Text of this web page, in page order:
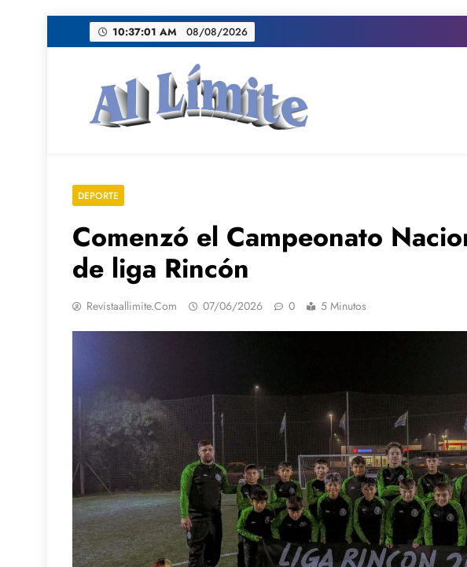
al
10:37:02 AM 08/08/2026
DEPORTE
Comenzó el Campeonato
de liga Rincón
Revistaallimite.com 07/06/2026 0 5 Minutos